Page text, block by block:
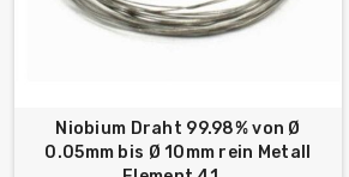
Niobium Draht 99.98% von Ø
0.05mm bis Ø 10mm rein Metall